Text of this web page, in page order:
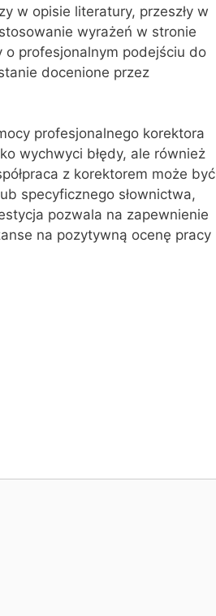
w opisie literatury, przeszły w
wyrażeń w stronie
profesjonalnym podejściu do
docenione przez
profesjonalnego korektora
wychwyci błędy, ale również
z korektorem może być
specyficznego słownictwa,
pozwala na zapewnienie
na pozytywną ocenę pracy